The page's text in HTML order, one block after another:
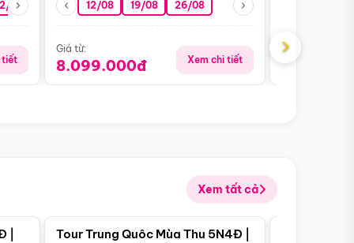
08 26/08 05/09 09/09 12/09
tiết
12/08 19/08 26/08
Giá từ:
8.099.000đ Xem chi tiết
Giá từ:
›
Xem tất cả
|
Điểm nổi bật
Tour Trung Quôc Mùa Thu 5N4Đ |